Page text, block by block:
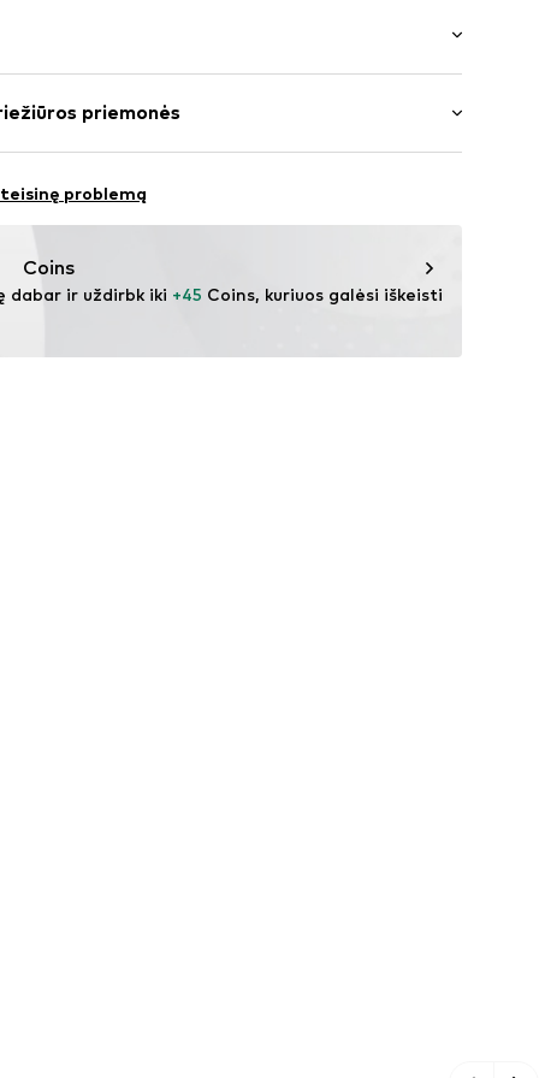
Laisva forma
priemonės
– PES
problemą
Coins
dabar ir uždirbk iki +45 Coins, kuriuos galėsi iškeisti